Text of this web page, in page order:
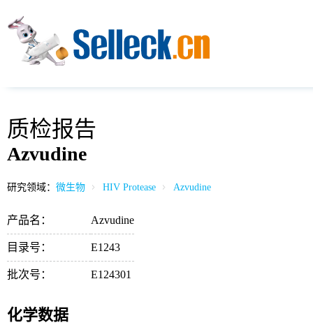
质检报告
Azvudine
研究领域： 微生物 HIV Protease Azvudine
产品名： Azvudine
目录号： E1243
批次号： E124301
化学数据